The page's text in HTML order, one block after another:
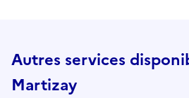
Autres services
Martizay